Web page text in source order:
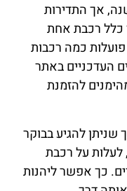
אך התדירות
כלל רכבת אחת
כמה רכבות
העדכניים באתר
להזמנת
שניתן להגיע בבוקר
על רכבת
כך אפשר ליהנות